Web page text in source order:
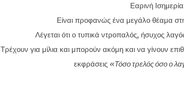
Εαρινή
Είναι προφανώς ένα μεγάλο θέαμα
Λέγεται ότι ο τυπικά ντροπαλός, ήσυχος
Τρέχουν για μίλια και μπορούν ακόμη και να γίνουν
εκφράσεις «Τόσο τρελός όσο ο